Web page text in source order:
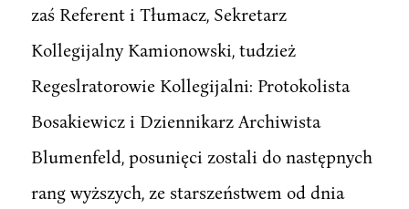
zaś Referent i Tłumacz, Sekretarz
Kollegijalny Kamionowski, tudzież
Regeslratorowie Kollegijalni: Protokolista
Bosakiewicz i Dziennikarz Archiwista
Blumenfeld, posunięci zostali do następnych
rang wyższych, ze starszeństwem od dnia